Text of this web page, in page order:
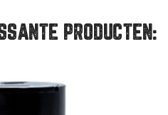
PRODUCTEN: